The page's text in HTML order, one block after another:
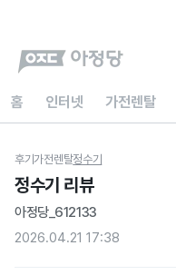
홈 인터넷 가전렌탈
후기가전렌탈정수기
정수기 리뷰
아정당_612133
2026.04.21 17:38